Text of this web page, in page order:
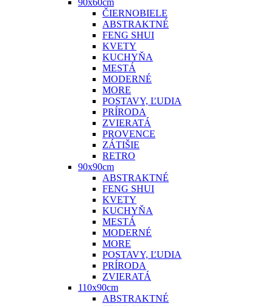
90x60cm
ČIERNOBIELE
ABSTRAKTNÉ
FENG SHUI
KVETY
KUCHYŇA
MESTÁ
MODERNÉ
MORE
POSTAVY, ĽUDIA
PRÍRODA
ZVIERATÁ
PROVENCE
ZÁTIŠIE
RETRO
90x90cm
ABSTRAKTNÉ
FENG SHUI
KVETY
KUCHYŇA
MESTÁ
MODERNÉ
MORE
POSTAVY, ĽUDIA
PRÍRODA
ZVIERATÁ
110x90cm
ABSTRAKTNÉ